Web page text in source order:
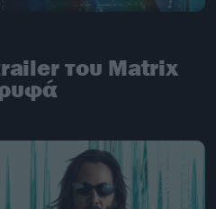
του Matrix